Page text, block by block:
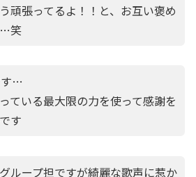
頑張ってるよ！！と、お互い褒め
笑
す…
ている最大限の力を使って感謝を
す
ループ担ですが綺麗な歌声に惹か